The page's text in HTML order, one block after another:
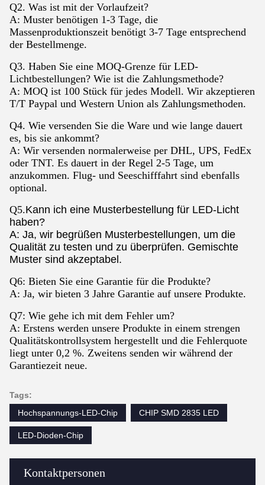
Kontaktpersonen
Q2. Was ist mit der Vorlaufzeit?
A: Muster benötigen 1-3 Tage, die
Massenproduktionszeit benötigt 3-7 Tage entsprechend
der Bestellmenge.
Q3. Haben Sie eine MOQ-Grenze für LED-
Lichtbestellungen? Wie ist die Zahlungsmethode?
A: MOQ ist 100 Stück für jedes Modell. Wir akzeptieren
T/T Paypal und Western Union als Zahlungsmethoden.
Q4. Wie versenden Sie die Ware und wie lange dauert
es, bis sie ankommt?
A: Wir versenden normalerweise per DHL, UPS, FedEx
oder TNT. Es dauert in der Regel 2-5 Tage, um
anzukommen. Flug- und Seeschifffahrt sind ebenfalls
optional.
Q5.Kann ich eine Musterbestellung für LED-Licht
haben?
A: Ja, wir begrüßen Musterbestellungen, um die
Qualität zu testen und zu überprüfen. Gemischte
Muster sind akzeptabel.
Q6: Bieten Sie eine Garantie für die Produkte?
A: Ja, wir bieten 3 Jahre Garantie auf unsere Produkte.
Q7: Wie gehe ich mit dem Fehler um?
A: Erstens werden unsere Produkte in einem strengen
Qualitätskontrollsystem hergestellt und die Fehlerquote
liegt unter 0,2 %. Zweitens senden wir während der
Garantiezeit neue.
Tags:
Hochspannungs-LED-Chip
CHIP SMD 2835 LED
LED-Dioden-Chip